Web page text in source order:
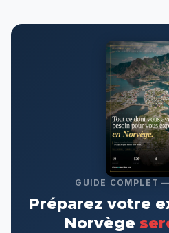
GUIDE COMPLET
Préparez votre
Norvège